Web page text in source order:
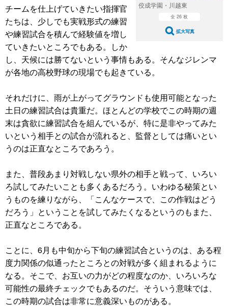
佼成学園・川越東
全 26 枚
拡大写真
チームを仕上げていきたい指揮官
たちは、少しでも実戦形式の練習
や練習試合を積んで経験値を増し
ていきたいところでもある。しか
し、天候には勝てないという事情もある。そんなジレンマ
が各地の高校野球の現場でも起きている。
それだけに、雨が上がってグラウンドも使用可能となった
土日の練習試合は貴重だ。ほとんどの学校でこの時期の週
末は貪欲に練習試合を組んでいるが、特に是非やってみた
いという相手との試合が流れると、監督としては痛いとい
うのは正直なところであろう。
また、普段あまり対戦しない県外の相手と戦って、いろい
ろ試してみたいことも多くあるだろう。いわゆる秘策とい
うものを練りながら、「こんなケースで、この作戦はどう
だろう」ということを試してみたくなるというのもまた、
正直なところである。
ことに、6月も中旬から下旬の練習試合というのは、ある程
度力関係の似通ったところとの対戦が多く組まれるように
なる。そこで、お互いの力がどの程度なのか、いろいろな
可能性の最終チェックでもあるのだ。そういう意味では、
この時期の試合は非常に意義深いものがある。